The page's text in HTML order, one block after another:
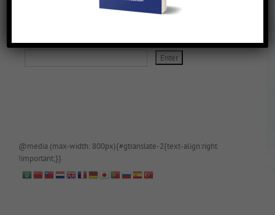
De blog is (tijdelijk) afgeschermd, als je toegang wilt, app of mail
@media (max-width: 800px){#gtranslate-2{text-align:right
!important;}}